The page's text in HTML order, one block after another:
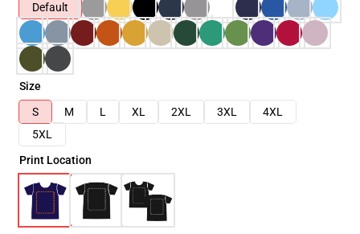
Default
Size
S
M L XL 2XL 3XL
4XL
5XL
Print Location